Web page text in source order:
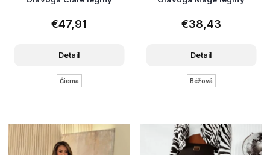
€47,91
Detail
Čierna
€38,43
Detail
Béžová